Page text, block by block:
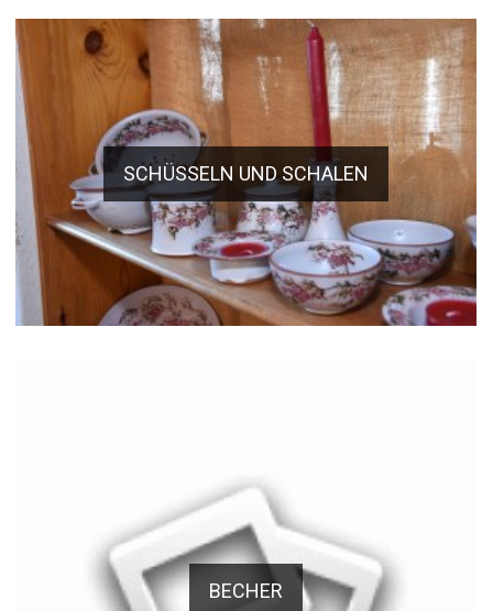
SCHÜSSELN UND SCHALEN
BECHER